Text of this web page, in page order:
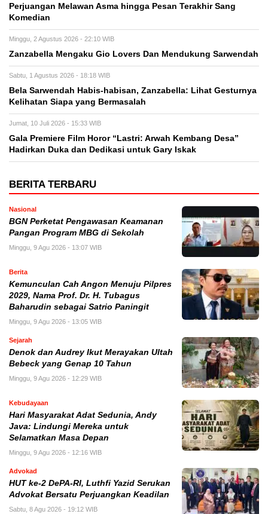
Perjuangan Melawan Asma hingga Pesan Terakhir Sang
Komedian
Minggu, 2 Agustus 2026 - 22:10 WIB
Zanzabella Mengaku Gio Lovers Dan Mendukung Sarwendah
Sabtu, 1 Agustus 2026 - 18:18 WIB
Bela Sarwendah Habis-habisan, Zanzabella: Lihat Gesturnya
Kelihatan Siapa yang Bermasalah
Jumat, 10 Juli 2026 - 15:33 WIB
Gala Premiere Film Horor “Lastri: Arwah Kembang Desa”
Hadirkan Duka dan Dedikasi untuk Gary Iskak
BERITA TERBARU
Nasional
BGN Perketat Pengawasan Keamanan
Pangan Program MBG di Sekolah
Minggu, 9 Agu 2026 - 13:07 WIB
Berita
Kemunculan Cah Angon Menuju Pilpres
2029, Nama Prof. Dr. H. Tubagus
Baharudin sebagai Satrio Paningit
Minggu, 9 Agu 2026 - 13:05 WIB
Sejarah
Denok dan Audrey Ikut Merayakan Ultah
Bebeck yang Genap 10 Tahun
Minggu, 9 Agu 2026 - 12:29 WIB
Kebudayaan
Hari Masyarakat Adat Sedunia, Andy
Java: Lindungi Mereka untuk
Selamatkan Masa Depan
Minggu, 9 Agu 2026 - 12:16 WIB
Advokad
HUT ke-2 DePA-RI, Luthfi Yazid Serukan
Advokat Bersatu Perjuangkan Keadilan
Sabtu, 8 Agu 2026 - 19:12 WIB